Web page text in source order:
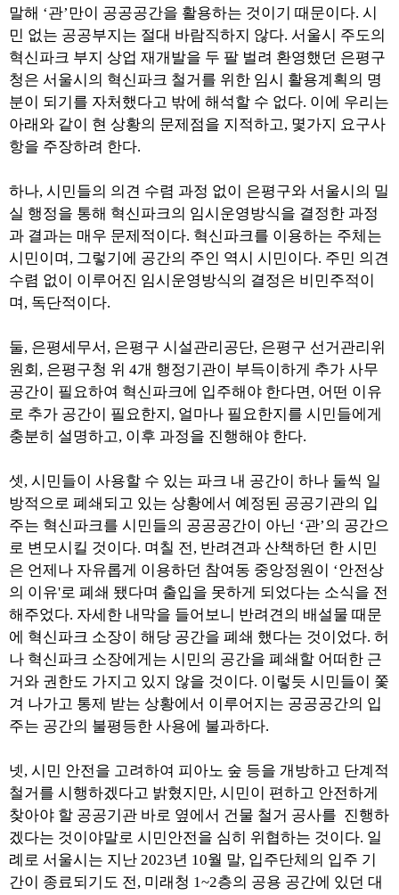
말해 ‘관’만이 공공공간을 활용하는 것이기 때문이다. 시
민 없는 공공부지는 절대 바람직하지 않다. 서울시 주도의
혁신파크 부지 상업 재개발을 두 팔 벌려 환영했던 은평구
청은 서울시의 혁신파크 철거를 위한 임시 활용계획의 명
분이 되기를 자처했다고 밖에 해석할 수 없다. 이에 우리는
아래와 같이 현 상황의 문제점을 지적하고, 몇가지 요구사
항을 주장하려 한다.
하나, 시민들의 의견 수렴 과정 없이 은평구와 서울시의 밀
실 행정을 통해 혁신파크의 임시운영방식을 결정한 과정
과 결과는 매우 문제적이다. 혁신파크를 이용하는 주체는
시민이며, 그렇기에 공간의 주인 역시 시민이다. 주민 의견
수렴 없이 이루어진 임시운영방식의 결정은 비민주적이
며, 독단적이다.
둘, 은평세무서, 은평구 시설관리공단, 은평구 선거관리위
원회, 은평구청 위 4개 행정기관이 부득이하게 추가 사무
공간이 필요하여 혁신파크에 입주해야 한다면, 어떤 이유
로 추가 공간이 필요한지, 얼마나 필요한지를 시민들에게
충분히 설명하고, 이후 과정을 진행해야 한다.
셋, 시민들이 사용할 수 있는 파크 내 공간이 하나 둘씩 일
방적으로 폐쇄되고 있는 상황에서 예정된 공공기관의 입
주는 혁신파크를 시민들의 공공공간이 아닌 ‘관’의 공간으
로 변모시킬 것이다. 며칠 전, 반려견과 산책하던 한 시민
은 언제나 자유롭게 이용하던 참여동 중앙정원이 ‘안전상
의 이유'로 폐쇄 됐다며 출입을 못하게 되었다는 소식을 전
해주었다. 자세한 내막을 들어보니 반려견의 배설물 때문
에 혁신파크 소장이 해당 공간을 폐쇄 했다는 것이었다. 허
나 혁신파크 소장에게는 시민의 공간을 폐쇄할 어떠한 근
거와 권한도 가지고 있지 않을 것이다. 이렇듯 시민들이 쫓
겨 나가고 통제 받는 상황에서 이루어지는 공공공간의 입
주는 공간의 불평등한 사용에 불과하다.
넷, 시민 안전을 고려하여 피아노 숲 등을 개방하고 단계적
철거를 시행하겠다고 밝혔지만, 시민이 편하고 안전하게
찾아야 할 공공기관 바로 옆에서 건물 철거 공사를 진행하
겠다는 것이야말로 시민안전을 심히 위협하는 것이다. 일
례로 서울시는 지난 2023년 10월 말, 입주단체의 입주 기
간이 종료되기도 전, 미래청 1~2층의 공용 공간에 있던 대